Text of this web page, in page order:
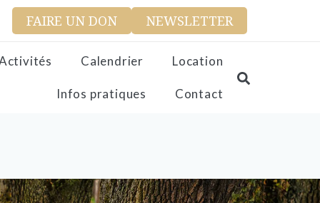
FAIRE UN DON NEWSLETTER
Calendrier Location
Infos pratiques Contact